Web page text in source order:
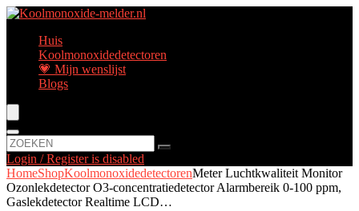
Huis
Koolmonoxidedetectoren
💗 Mijn wenslijst
Blogs
Login / Register is disabled
HomeShopKoolmonoxidedetectorenMeter Luchtkwaliteit Monitor
Ozonlekdetector O3-concentratiedetector Alarmbereik 0-100 ppm,
Gaslekdetector Realtime LCD…